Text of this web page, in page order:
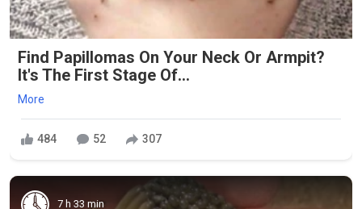
Find Papillomas On Your Neck Or Armpit?
It's The First Stage Of...
More
484 52 307
7 h 33 min